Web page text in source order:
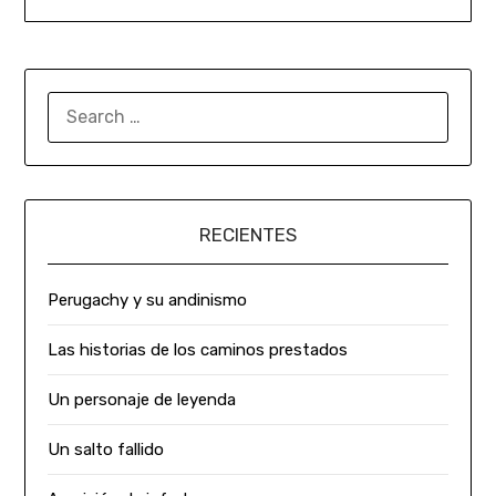
RECIENTES
Perugachy y su andinismo
Las historias de los caminos prestados
Un personaje de leyenda
Un salto fallido